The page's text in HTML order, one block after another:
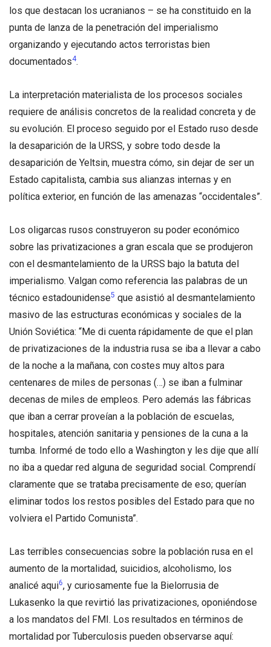
los que destacan los ucranianos – se ha constituido en la
punta de lanza de la penetración del imperialismo
organizando y ejecutando actos terroristas bien
documentados4.
La interpretación materialista de los procesos sociales
requiere de análisis concretos de la realidad concreta y de
su evolución. El proceso seguido por el Estado ruso desde
la desaparición de la URSS, y sobre todo desde la
desaparición de Yeltsin, muestra cómo, sin dejar de ser un
Estado capitalista, cambia sus alianzas internas y en
política exterior, en función de las amenazas “occidentales”.
Los oligarcas rusos construyeron su poder económico
sobre las privatizaciones a gran escala que se produjeron
con el desmantelamiento de la URSS bajo la batuta del
imperialismo. Valgan como referencia las palabras de un
técnico estadounidense5 que asistió al desmantelamiento
masivo de las estructuras económicas y sociales de la
Unión Soviética: “Me di cuenta rápidamente de que el plan
de privatizaciones de la industria rusa se iba a llevar a cabo
de la noche a la mañana, con costes muy altos para
centenares de miles de personas (…) se iban a fulminar
decenas de miles de empleos. Pero además las fábricas
que iban a cerrar proveían a la población de escuelas,
hospitales, atención sanitaria y pensiones de la cuna a la
tumba. Informé de todo ello a Washington y les dije que allí
no iba a quedar red alguna de seguridad social. Comprendí
claramente que se trataba precisamente de eso; querían
eliminar todos los restos posibles del Estado para que no
volviera el Partido Comunista”.
Las terribles consecuencias sobre la población rusa en el
aumento de la mortalidad, suicidios, alcoholismo, los
analicé aqui6, y curiosamente fue la Bielorrusia de
Lukasenko la que revirtió las privatizaciones, oponiéndose
a los mandatos del FMI. Los resultados en términos de
mortalidad por Tuberculosis pueden observarse aquí: